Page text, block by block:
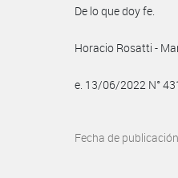
De lo que doy fe.
Horacio Rosatti -
e. 13/06/2022 N°
Fecha de